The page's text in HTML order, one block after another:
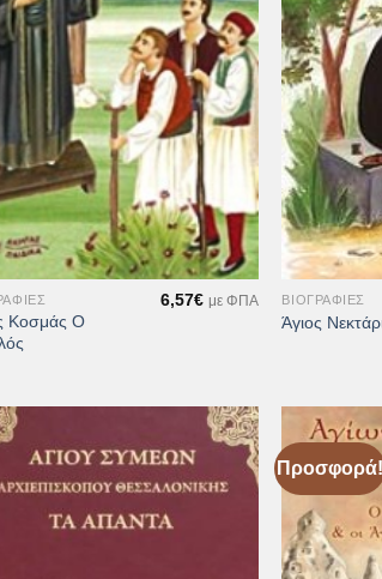
Επιθυμιών
Κοσμάς Ο
6,57€ με ΦΠΑ
+
ΒΙΟΓΡΑΦΊΕΣ
Άγιος
Προσφορά!